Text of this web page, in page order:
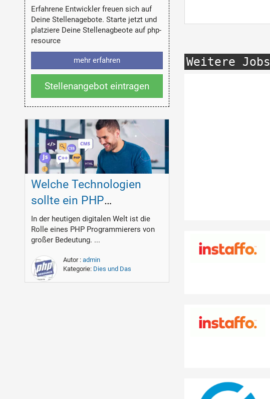
Weitere Jobs
Erfahrene Entwickler freuen sich auf
Deine Stellenagebote. Starte jetzt und
platziere Deine Stellenagbeote auf php-
resource
mehr erfahren
Stellenangebot eintragen
Welche Technologien
sollte ein PHP
Programmierer
beherrschen?
In der heutigen digitalen Welt ist die
Rolle eines PHP Programmierers von
großer Bedeutung. ...
Autor : admin
Kategorie: Dies und Das